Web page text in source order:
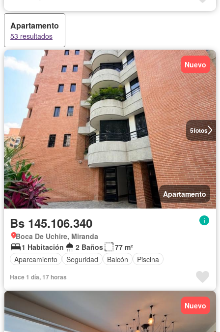
Apartamento
53 resultados
5fotos
Nuevo
Apartamento
Bs 145.106.340
Boca De Uchire, Miranda
1 Habitación
2 Baños
77 m²
Aparcamiento
Seguridad Balcón Piscina
Hace 1 día, 17 horas
Nuevo